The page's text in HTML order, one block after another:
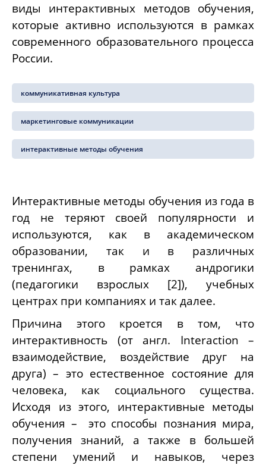
виды интерактивных методов обучения,
которые активно используются в рамках
современного образовательного процесса
России.
коммуникативная культура
маркетинговые коммуникации
интерактивные методы обучения
Интерактивные методы обучения из года в
год не теряют своей популярности и
используются, как в академическом
образовании, так и в различных
тренингах, в рамках андрогики
(педагогики взрослых [2]), учебных
центрах при компаниях и так далее.
Причина этого кроется в том, что
интерактивность (от англ. Interaction –
взаимодействие, воздействие друг на
друга) – это естественное состояние для
человека, как социального существа.
Исходя из этого, интерактивные методы
обучения – это способы познания мира,
получения знаний, а также в большей
степени умений и навыков, через